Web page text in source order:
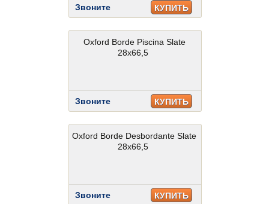
Звоните КУПИТЬ
Oxford Borde Piscina Slate
28x66,5
Звоните КУПИТЬ
Oxford Borde Desbordante Slate
28x66,5
Звоните КУПИТЬ